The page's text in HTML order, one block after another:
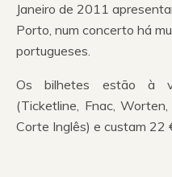
Janeiro de 2011
Porto, num concerto há
portugueses.
Os bilhetes estão à
(Ticketline, Fnac,
Corte Inglês) e custam 22